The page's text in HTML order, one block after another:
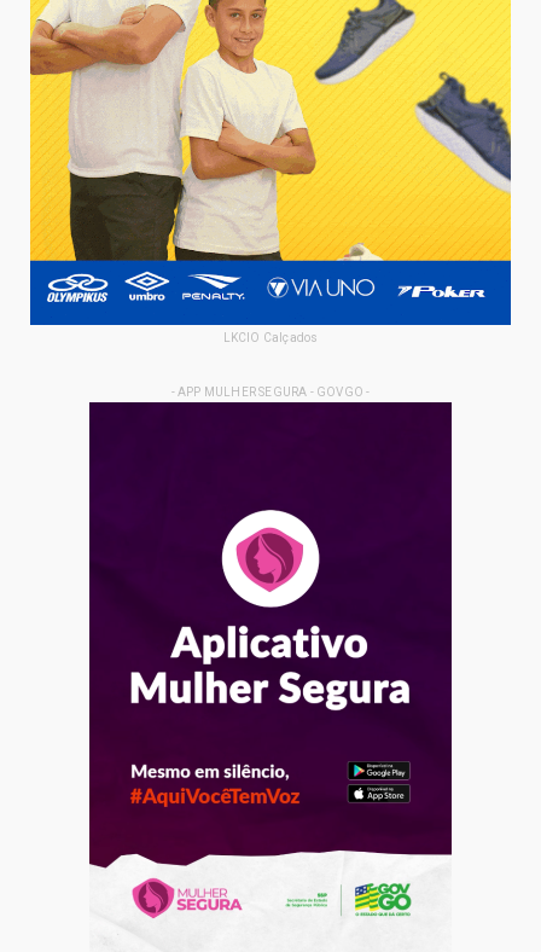
LKCIO Calçados
- APP MULHER SEGURA - GOVGO -